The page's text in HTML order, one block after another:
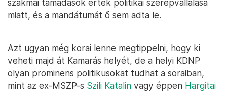
szakmai támadások érték politikai szerepvállalása
miatt, és a mandátumát ő sem adta le.
Azt ugyan még korai lenne megtippelni, hogy ki
veheti majd át Kamarás helyét, de a helyi KDNP
olyan prominens politikusokat tudhat a soraiban,
mint az ex-MSZP-s Szili Katalin vagy éppen Hargitai